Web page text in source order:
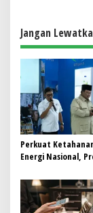
a
s
i
p
o
s
Jangan
Perkuat
Energi Nasional,
Bioetanol PTPN I
Subholding
Nusantara